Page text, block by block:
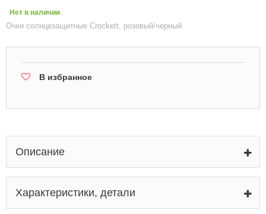
Нет в наличии
Очки солнцезащитные Crockett, розовый/черный
В избранное
Описание
Характеристики, детали